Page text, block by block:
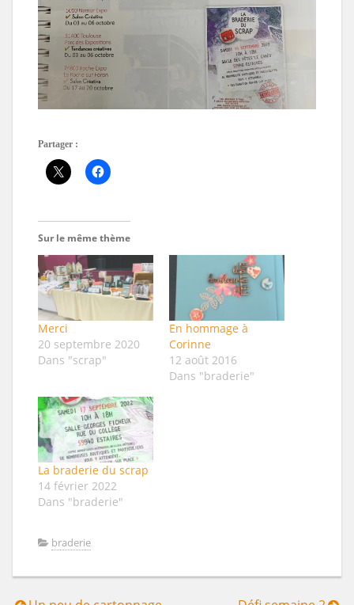
Partager :
Sur le même thème
Merci
20 septembre 2020
Dans "scrap"
En hommage à
Corinne
12 août 2016
Dans "braderie"
La braderie du scrap
14 février 2022
Dans "braderie"
braderie